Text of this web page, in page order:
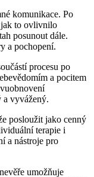
komunikace. Po
jak to ovlivnilo
posunout dále.
a pochopení.
procesu po
a pocitem
a vyvážený.
posloužit jako cenný
terapie i
a nástroje pro
umožňuje